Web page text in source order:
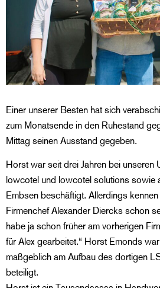
Einer unserer Besten hat sich
zum Monatsende in den Ruhestand
Mittag seinen Ausstand gegeben.
Horst war seit drei Jahren bei unseren
lowcotel und lowcotel solutions sowie
Embsen beschäftigt. Allerdings
Firmenchef Alexander Diercks schon
habe ja schon früher am vorherigen
für Alex gearbeitet.“ Horst Emonds
maßgeblich am Aufbau des dortigen
beteiligt.